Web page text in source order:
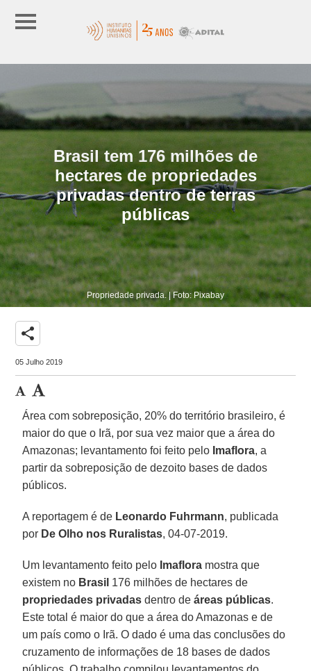
Brasil tem 176 milhões de
hectares de propriedades
privadas dentro de terras
públicas
Propriedade privada. | Foto: Pixabay
share
05 Julho 2019
Área com sobreposição, 20% do território brasileiro, é
maior do que o Irã, por sua vez maior que a área do
Amazonas; levantamento foi feito pelo Imaflora, a
partir da sobreposição de dezoito bases de dados
públicos.
A reportagem é de Leonardo Fuhrmann, publicada
por De Olho nos Ruralistas, 04-07-2019.
Um levantamento feito pelo Imaflora mostra que
existem no Brasil 176 milhões de hectares de
propriedades privadas dentro deáreas públicas.
Este total é maior do que a área do Amazonas e de
um país como o Irã. O dado é uma das conclusões do
cruzamento de informações de 18 bases de dados